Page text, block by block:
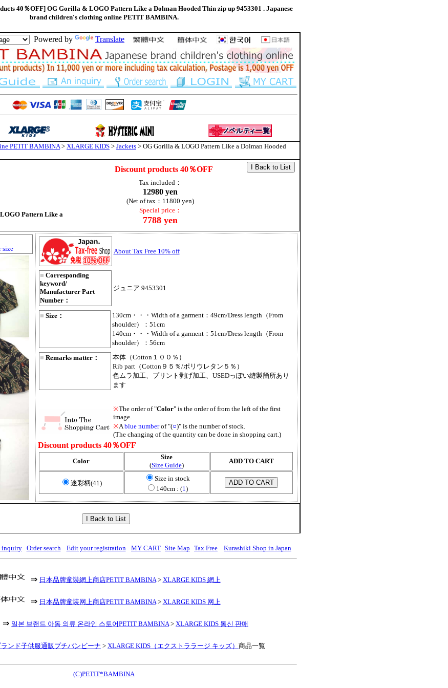
40％OFF] OG Gorilla & LOGO Pattern Like a Dolman Hooded Thin zip up 9453301 . Japanese
brand children's clothing online PETIT BAMBINA.
Powered by Translate
PETIT BAMBINA> XLARGE KIDS > Jackets > OG Gorilla & LOGO Pattern Like a Dolman Hooded
Discount products 40％OFF
Tax included：
12980 yen
(Net of tax：11800 yen)
Special price：
7788 yen
Pattern Like a
size
About Tax Free 10% off
■ Corresponding
keyword/
Manufacturer Part
Number：
ジュニア 9453301
■ Size：
130cm・・・Width of a garment：49cm/Dress length（From
shoulder）：51cm
140cm・・・Width of a garment：51cm/Dress length（From
shoulder）：56cm
■ Remarks matter：
本体（Cotton１００％）
Rib part（Cotton９５％/ポリウレタン５％）
色ムラ加工、プリント剥げ加工、USEDっぽい縫製箇所あり
ます
※The order of "Color" is the order of from the left of the first
image.
※Ablue numberof "(○)" is the number of stock.
(The changing of the quantity can be done in shopping cart.)
Discount products 40％OFF
Color
Size
(Size Guide)
ADD TO CART
迷彩柄(41)
Size in stock
140cm : (1)
inquiry Order search Edit your registration MY CART Site Map Tax Free Kurashiki Shop in Japan
⇒ 日本品牌童裝網上商店PETIT BAMBINA> XLARGE KIDS 網上
⇒ 日本品牌童装网上商店PETIT BAMBINA> XLARGE KIDS 网上
⇒ 일본 브랜드 아동 의류 온라인 스토어PETIT BAMBINA> XLARGE KIDS 통신 판매
ランド子供服通販プチバンビーナ > XLARGE KIDS（エクストララージ キッズ） 商品一覧
(C)PETIT*BAMBINA